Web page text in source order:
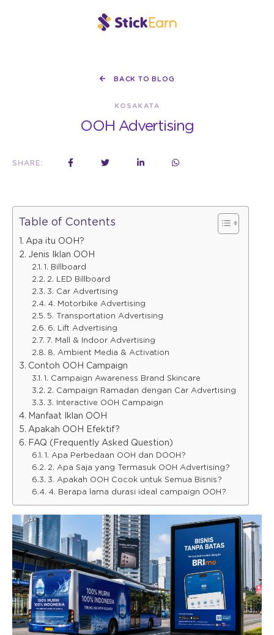
BACK TO BLOG
KOSAKATA
OOH Advertising
SHARE:
Table of Contents
Apa itu OOH?
Jenis Iklan OOH
1. Billboard
2. LED Billboard
3. Car Advertising
4. Motorbike Advertising
5. Transportation Advertising
6. Lift Advertising
7. Mall & Indoor Advertising
8. Ambient Media & Activation
Contoh OOH Campaign
1. Campaign Awareness Brand Skincare
2. Campaign Ramadan dengan Car Advertising
3. Interactive OOH Campaign
Manfaat Iklan OOH
Apakah OOH Efektif?
FAQ (Frequently Asked Question)
1. Apa Perbedaan OOH dan DOOH?
2. Apa Saja yang Termasuk OOH Advertising?
3. Apakah OOH Cocok untuk Semua Bisnis?
4. Berapa lama durasi ideal campaign OOH?